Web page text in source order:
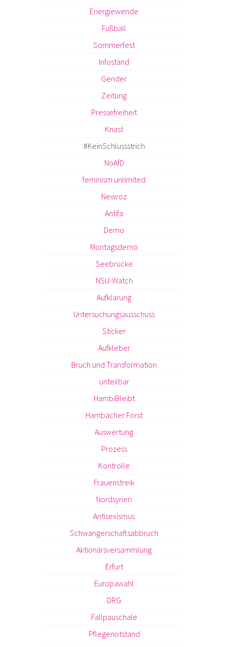
Energiewende
Fußball
Sommerfest
Infostand
Gender
Zeitung
Pressefreiheit
Knast
#KeinSchlussstrich
NoAfD
feminism unlimited
Newroz
Antifa
Demo
Montagsdemo
Seebrücke
NSU-Watch
Aufklärung
Untersuchungsausschuss
Sticker
Aufkleber
Bruch und Transformation
unteilbar
HambiBleibt
Hambacher Forst
Auswertung
Prozess
Kontrolle
Frauenstreik
Nordsyrien
Antisexismus
Schwangerschaftsabbruch
Aktionärsversammlung
Erfurt
Europawahl
DRG
Fallpauschale
Pflegenotstand